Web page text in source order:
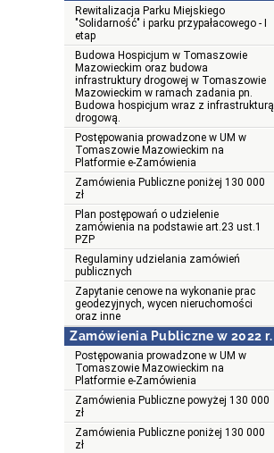
Rewitalizacja Parku Miejskiego
"Solidarność" i parku przypałacowego - I
etap
Budowa Hospicjum w Tomaszowie
Mazowieckim oraz budowa
infrastruktury drogowej w Tomaszowie
Mazowieckim w ramach zadania pn.
Budowa hospicjum wraz z infrastrukturą
drogową.
Postępowania prowadzone w UM w
Tomaszowie Mazowieckim na
Platformie e-Zamówienia
Zamówienia Publiczne poniżej 130 000
zł
Plan postępowań o udzielenie
zamówienia na podstawie art.23 ust.1
PZP
Regulaminy udzielania zamówień
publicznych
Zapytanie cenowe na wykonanie prac
geodezyjnych, wycen nieruchomości
oraz inne
Zamówienia Publiczne w 2022 r.
Postępowania prowadzone w UM w
Tomaszowie Mazowieckim na
Platformie e-Zamówienia
Zamówienia Publiczne powyżej 130 000
zł
Zamówienia Publiczne poniżej 130 000
zł